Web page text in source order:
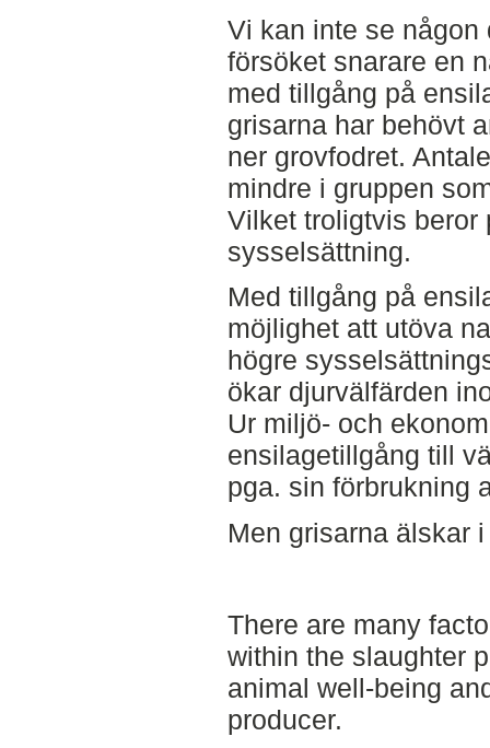
Vi kan inte se
försöket snarare en
med tillgång på
grisarna har behövt
ner grovfodret.
mindre i gruppen
Vilket troligtvis beror
sysselsättning.
Med tillgång på
möjlighet att utöva
högre
ökar djurvälfärden
Ur miljö- och
ensilagetillgång till
pga. sin förbrukning
Men grisarna älskar
There are many
within the slaughter
animal well-being
producer.